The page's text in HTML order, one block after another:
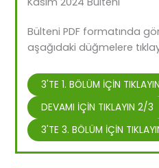
Bülteni PDF formatında
aşağıdaki düğmelere
3'TE 1. BÖLÜM İÇİN TIKLAYIN
DEVAMI İÇİN TIKLAYIN 2/3
3'TE 3. BÖLÜM İÇİN